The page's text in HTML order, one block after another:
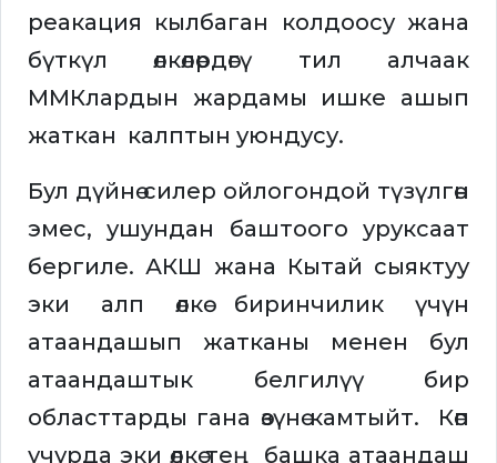
реакация кылбаган колдоосу жана
бүткүл өлкөлөрдөгү тил алчаак
ММКлардын жардамы ишке ашып
жаткан калптын уюндусу.
Бул дүйнө силер ойлогондой түзүлгөн
эмес, ушундан баштоого уруксаат
бергиле. АКШ жана Кытай сыяктуу
эки алп өлкө биринчилик үчүн
атаандашып жатканы менен бул
атаандаштык белгилүү бир
областтарды гана өзүнө камтыйт. Көп
учурда эки өлкө тең башка атаандаш